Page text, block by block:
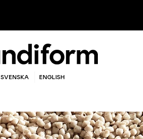
SVENSKA ENGLISH